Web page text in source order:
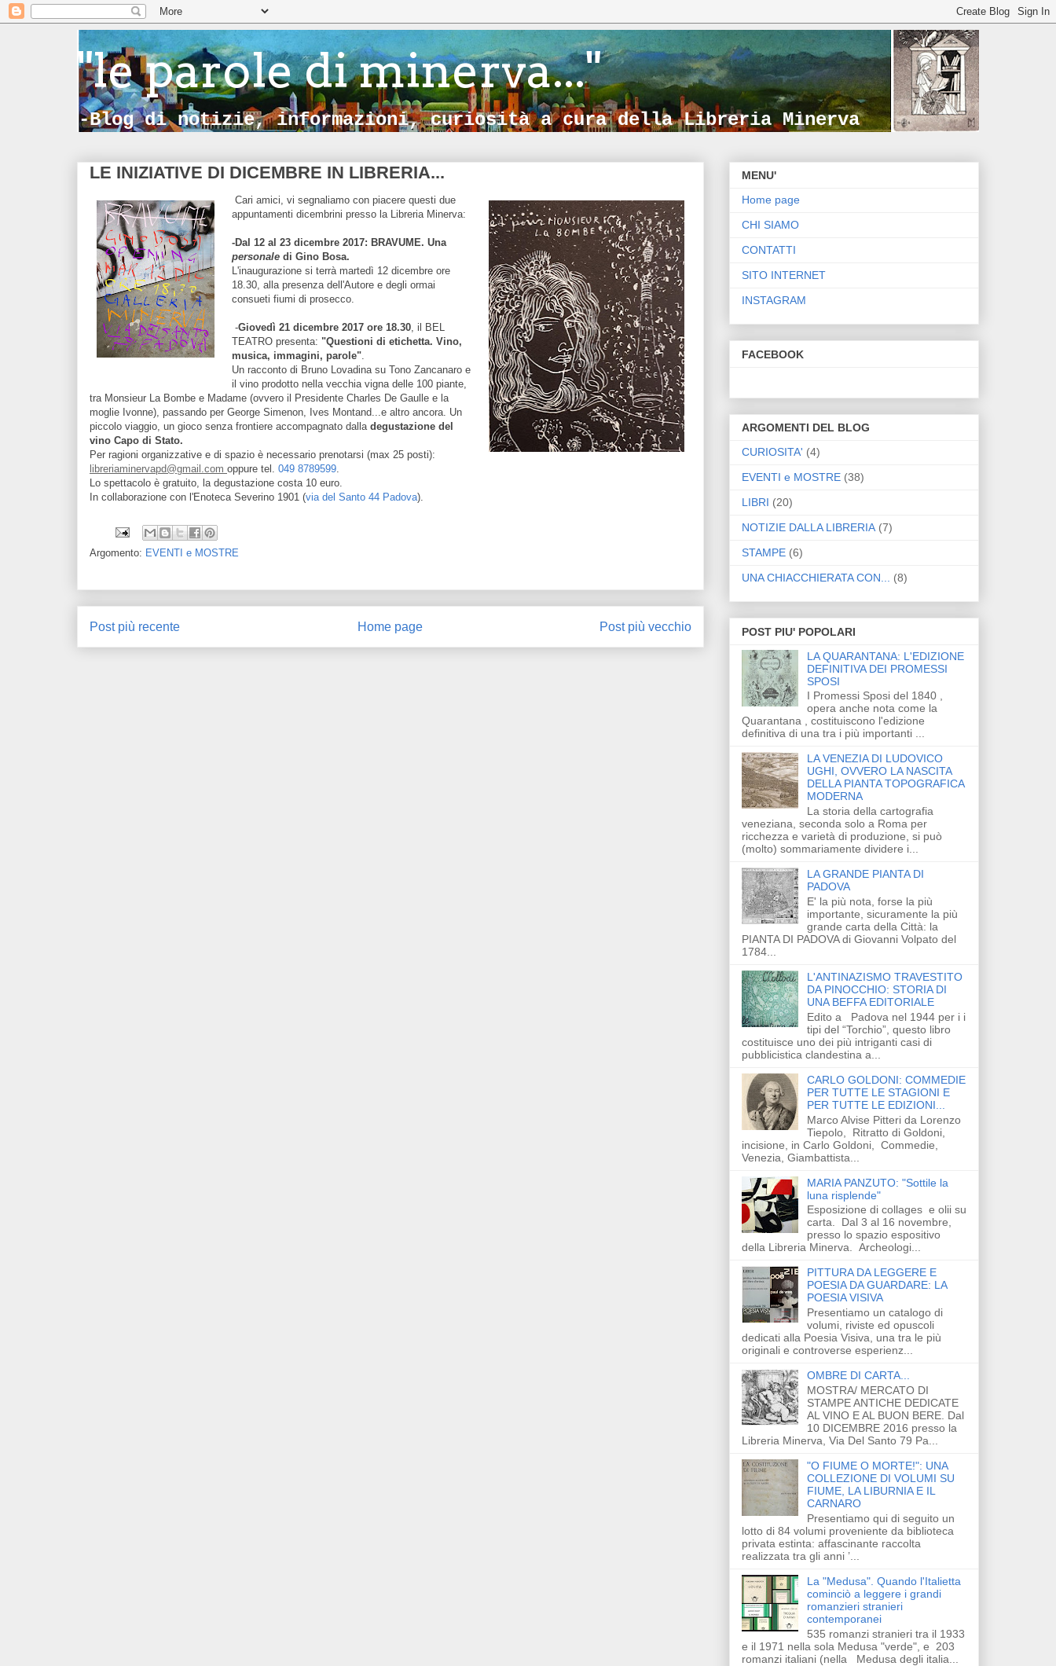
"le parole di minerva..."
-Blog di notizie, informazioni, curiosità a cura della Libreria Minerva
LE INIZIATIVE DI DICEMBRE IN LIBRERIA...
Cari amici, vi segnaliamo con piacere questi due
appuntamenti dicembrini presso la Libreria Minerva:
-Dal 12 al 23 dicembre 2017: BRAVUME. Una
personale di Gino Bosa.
L'inaugurazione si terrà martedì 12 dicembre ore
18.30, alla presenza dell'Autore e degli ormai
consueti fiumi di prosecco.
-Giovedì 21 dicembre 2017 ore 18.30, il BEL
TEATRO presenta: "Questioni di etichetta. Vino,
musica, immagini, parole".
Un racconto di Bruno Lovadina su Tono Zancanaro e
il vino prodotto nella vecchia vigna delle 100 piante,
tra Monsieur La Bombe e Madame (ovvero il Presidente Charles De Gaulle e la
moglie Ivonne), passando per George Simenon, Ives Montand...e altro ancora. Un
piccolo viaggio, un gioco senza frontiere accompagnato dalla degustazione del
vino Capo di Stato.
Per ragioni organizzative e di spazio è necessario prenotarsi (max 25 posti):
libreriaminervapd@gmail.com oppure tel. 049 8789599.
Lo spettacolo è gratuito, la degustazione costa 10 euro.
In collaborazione con l'Enoteca Severino 1901 (via del Santo 44 Padova).
Argomento: EVENTI e MOSTRE
Post più recente Post più vecchio
Home page
MENU'
Home page
CHI SIAMO
CONTATTI
SITO INTERNET
INSTAGRAM
FACEBOOK
ARGOMENTI DEL BLOG
CURIOSITA' (4)
EVENTI e MOSTRE (38)
LIBRI (20)
NOTIZIE DALLA LIBRERIA (7)
STAMPE (6)
UNA CHIACCHIERATA CON...
(8)
POST PIU' POPOLARI
LA QUARANTANA: L'EDIZIONE
DEFINITIVA DEI PROMESSI
SPOSI
I Promessi Sposi del 1840 ,
opera anche nota come la
Quarantana , costituiscono l'edizione
definitiva di una tra i più importanti ...
LA VENEZIA DI LUDOVICO
UGHI, OVVERO LA NASCITA
DELLA PIANTA TOPOGRAFICA
MODERNA
La storia della cartografia
veneziana, seconda solo a Roma per
ricchezza e varietà di produzione, si può
(molto) sommariamente dividere i...
LA GRANDE PIANTA DI
PADOVA
E' la più nota, forse la più
importante, sicuramente la più
grande carta della Città: la
PIANTA DI PADOVA di Giovanni Volpato del
1784...
L'ANTINAZISMO TRAVESTITO
DA PINOCCHIO: STORIA DI
UNA BEFFA EDITORIALE
Edito a Padova nel 1944 per i i
tipi del “Torchio”, questo libro
costituisce uno dei più intriganti casi di
pubblicistica clandestina a...
CARLO GOLDONI: COMMEDIE
PER TUTTE LE STAGIONI E
PER TUTTE LE EDIZIONI...
Marco Alvise Pitteri da Lorenzo
Tiepolo, Ritratto di Goldoni,
incisione, in Carlo Goldoni, Commedie,
Venezia, Giambattista...
MARIA PANZUTO: "Sottile la
luna risplende"
Esposizione di collages e olii su
carta. Dal 3 al 16 novembre,
presso lo spazio espositivo
della Libreria Minerva. Archeologi...
PITTURA DA LEGGERE E
POESIA DA GUARDARE: LA
POESIA VISIVA
Presentiamo un catalogo di
volumi, riviste ed opuscoli
dedicati alla Poesia Visiva, una tra le più
originali e controverse esperienz...
OMBRE DI CARTA...
MOSTRA/ MERCATO DI
STAMPE ANTICHE DEDICATE
AL VINO E AL BUON BERE. Dal
10 DICEMBRE 2016 presso la
Libreria Minerva, Via Del Santo 79 Pa...
"O FIUME O MORTE!": UNA
COLLEZIONE DI VOLUMI SU
FIUME, LA LIBURNIA E IL
CARNARO
Presentiamo qui di seguito un
lotto di 84 volumi proveniente da biblioteca
privata estinta: affascinante raccolta
realizzata tra gli anni ’...
La "Medusa". Quando l'Italietta
cominciò a leggere i grandi
romanzieri stranieri
contemporanei
535 romanzi stranieri tra il 1933
e il 1971 nella sola Medusa "verde", e 203
romanzi italiani (nella Medusa degli italia...